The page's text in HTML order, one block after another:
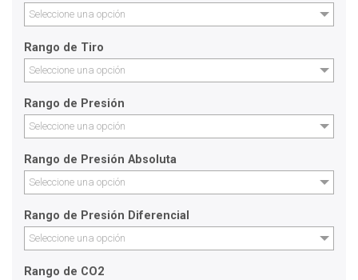
Seleccione una opción
Rango de Tiro
Seleccione una opción
Rango de Presión
Seleccione una opción
Rango de Presión Absoluta
Seleccione una opción
Rango de Presión Diferencial
Seleccione una opción
Rango de CO2